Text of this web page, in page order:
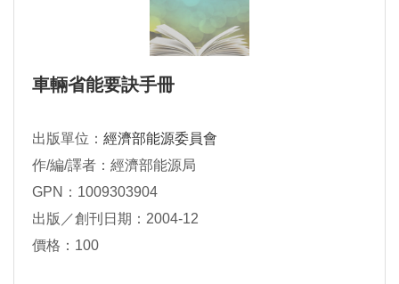
車輛省能要訣手冊
出版單位： 經濟部能源委員會
作/編/譯者：經濟部能源局
GPN：1009303904
出版／創刊日期：2004-12
價格：100